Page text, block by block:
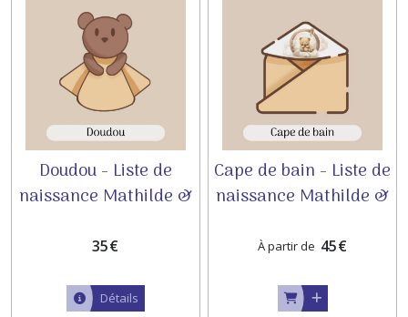
Doudou - Liste de
naissance Mathilde &
35€
Détails
Cape de bain - Liste de
naissance Mathilde &
À partir de 45€